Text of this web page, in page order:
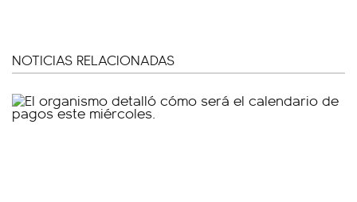
NOTICIAS RELACIONADAS